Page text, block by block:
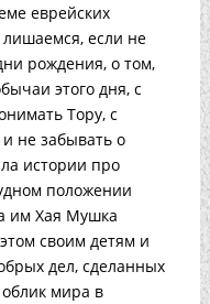
еврейских
если не
рождения, о том,
этого дня, с
Тору, с
не забывать о
истории про
положении
им Хая Мушка
своим детям и
дел, сделанных
мира в